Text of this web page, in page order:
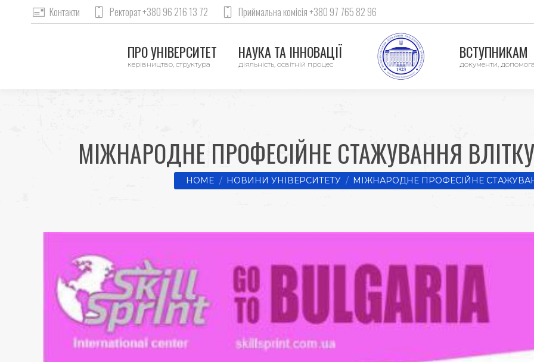
Контакти Ректорат +380 96 216 13 72 Приймальна комісія +380 97 765 82 96
ПРО УНІВЕРСИТЕТ
керівництво, структура
НАУКА ТА ІННОВАЦІЇ
діяльність, освітній процес
ВСТУПНИКАМ
документи,
МІЖНАРОДНЕ ПРОФЕСІЙНЕ СТАЖУВАННЯ ВЛІТКУ
You are here:
HOME НОВИНИ УНІВЕРСИТЕТУ МІЖНАРОДНЕ ПРОФЕСІЙНЕ